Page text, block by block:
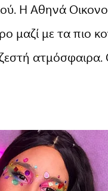
Η Αθηνά
μαζί με τα πιο